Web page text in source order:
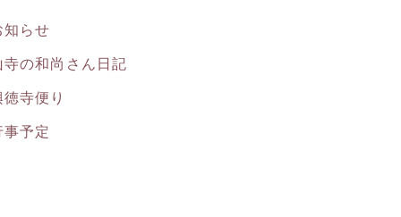
知らせ
寺の和尚さん日記
徳寺便り
事予定